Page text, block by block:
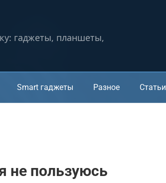
гаджеты, планшеты,
Smart гаджеты Разное Статьи
не пользуюсь